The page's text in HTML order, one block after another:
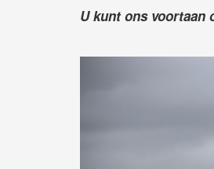
U kunt ons voortaan